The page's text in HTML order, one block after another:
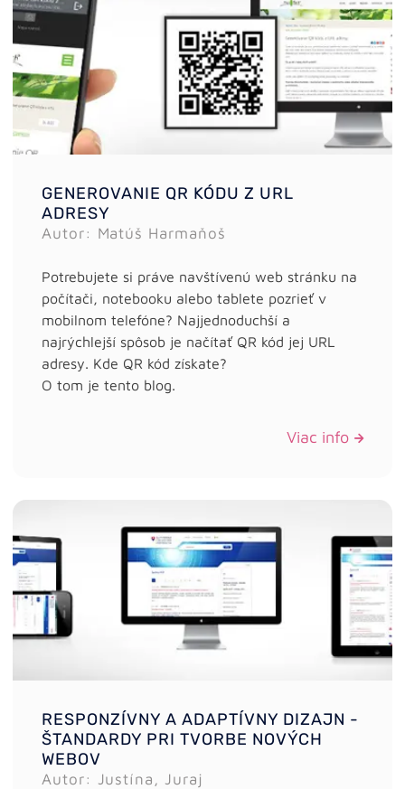
GENEROVANIE QR KÓDU Z URL
ADRESY
Autor: Matúš Harmaňoš
Potrebujete si práve navštívenú web stránku na
počítači, notebooku alebo tablete pozrieť v
mobilnom telefóne? Najjednoduchší a
najrýchlejší spôsob je načítať QR kód jej URL
adresy. Kde QR kód získate?
O tom je tento blog.
Viac info
RESPONZÍVNY A ADAPTÍVNY DIZAJN -
ŠTANDARDY PRI TVORBE NOVÝCH
WEBOV
Autor: Justína, Juraj